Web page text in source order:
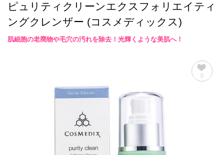
ピュリティクリーンエクスフォリエイティ
ングクレンザー (コスメディックス)
肌細胞の老廃物や毛穴の汚れを除去！光輝くような美肌へ！
0